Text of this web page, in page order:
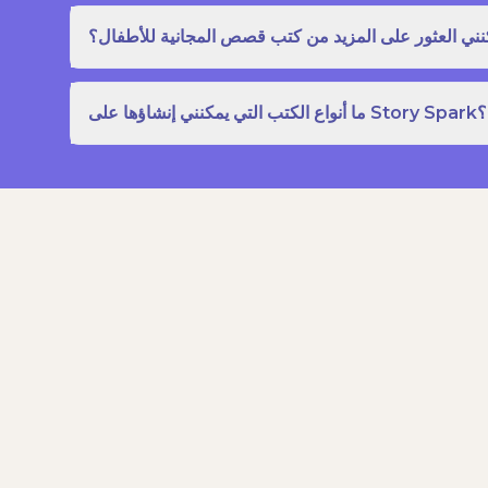
العثور على المزيد من كتب قصص المجانية للأطفال؟
ما أنواع الكتب التي يمكنني إنشاؤها على Story Spark؟